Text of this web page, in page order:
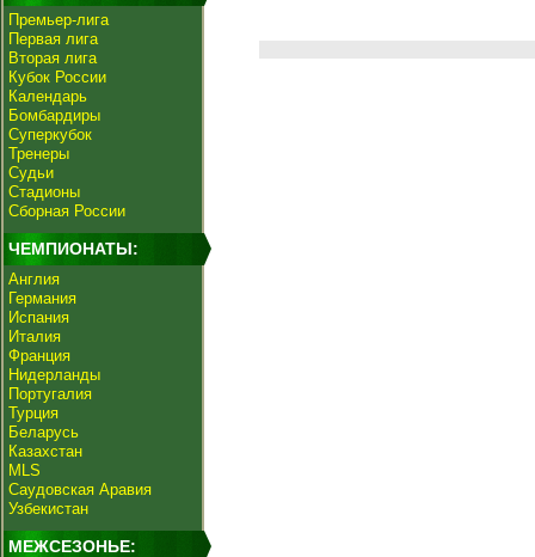
Премьер-лига
Первая лига
Вторая лига
Кубок России
Календарь
Бомбардиры
Суперкубок
Тренеры
Судьи
Стадионы
Сборная России
ЧЕМПИОНАТЫ:
Англия
Германия
Испания
Италия
Франция
Нидерланды
Португалия
Турция
Беларусь
Казахстан
MLS
Саудовская Аравия
Узбекистан
МЕЖСЕЗОНЬЕ: